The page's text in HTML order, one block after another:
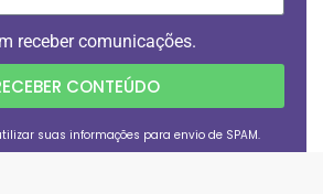
receber comunicações.
CONTEÚDO
suas informações para envio de SPAM.